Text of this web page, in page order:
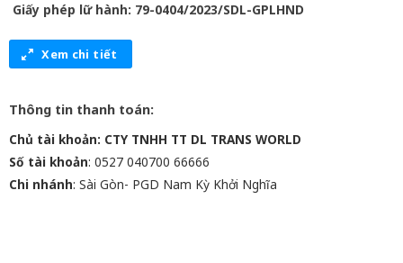
Giấy phép lữ hành: 79-0404/2023/SDL-GPLHND
Xem chi tiết
Thông tin thanh toán:
Chủ tài khoản: CTY TNHH TT DL TRANS WORLD
Số tài khoản: 0527 040700 66666
Chi nhánh: Sài Gòn- PGD Nam Kỳ Khởi Nghĩa